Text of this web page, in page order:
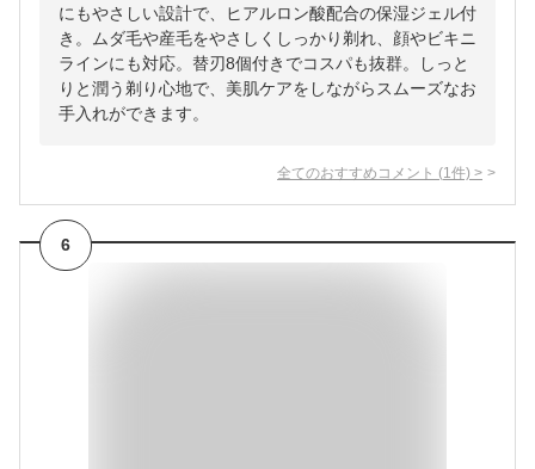
にもやさしい設計で、ヒアルロン酸配合の保湿ジェル付
き。ムダ毛や産毛をやさしくしっかり剃れ、顔やビキニ
ラインにも対応。替刃8個付きでコスパも抜群。しっと
りと潤う剃り心地で、美肌ケアをしながらスムーズなお
手入れができます。
全てのおすすめコメント (1 件) >
6